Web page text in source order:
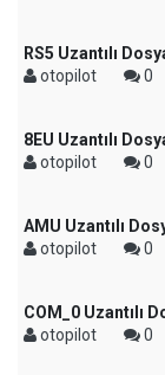
RS5 Uzantılı
otopilot
0
8EU Uzantılı
otopilot
0
AMU Uzantılı
otopilot
0
COM_0 Uzantılı
otopilot
0